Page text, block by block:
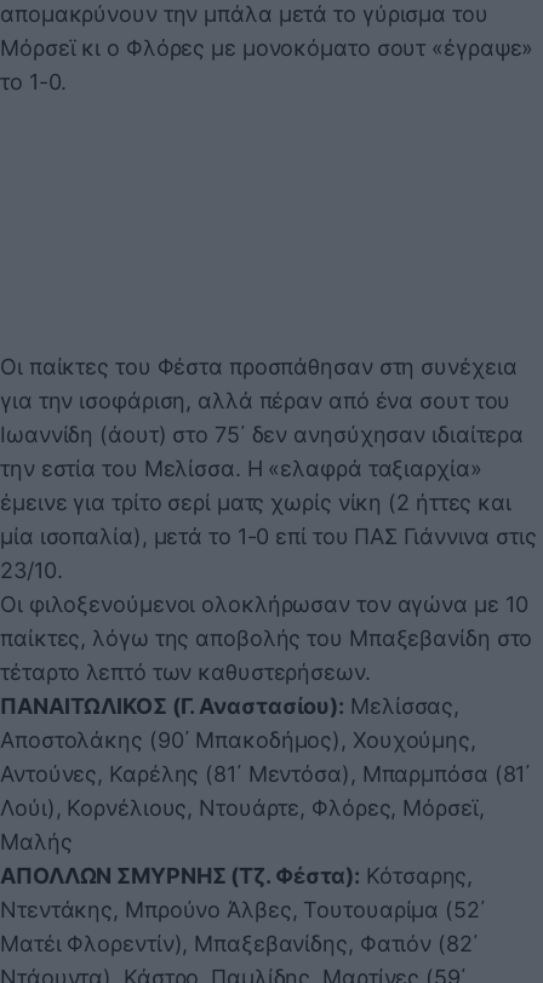
απομακρύνουν την μπάλα μετά το γύρισμα του
Μόρσεϊ κι ο Φλόρες με μονοκόματο σουτ «έγραψε»
το 1-0.
Οι παίκτες του Φέστα προσπάθησαν στη συνέχεια
για την ισοφάριση, αλλά πέραν από ένα σουτ του
Ιωαννίδη (άουτ) στο 75΄ δεν ανησύχησαν ιδιαίτερα
την εστία του Μελίσσα. Η «ελαφρά ταξιαρχία»
έμεινε για τρίτο σερί ματς χωρίς νίκη (2 ήττες και
μία ισοπαλία), μετά το 1-0 επί του ΠΑΣ Γιάννινα στις
23/10.
Οι φιλοξενούμενοι ολοκλήρωσαν τον αγώνα με 10
παίκτες, λόγω της αποβολής του Μπαξεβανίδη στο
τέταρτο λεπτό των καθυστερήσεων.
ΠΑΝΑΙΤΩΛΙΚΟΣ (Γ. Αναστασίου): Μελίσσας,
Αποστολάκης (90΄ Μπακοδήμος), Χουχούμης,
Αντούνες, Καρέλης (81΄ Μεντόσα), Μπαρμπόσα (81΄
Λούι), Κορνέλιους, Ντουάρτε, Φλόρες, Μόρσεϊ,
Μαλής
ΑΠΟΛΛΩΝ ΣΜΥΡΝΗΣ (Τζ. Φέστα): Κότσαρης,
Ντεντάκης, Μπρούνο Άλβες, Τουτουαρίμα (52΄
Ματέι Φλορεντίν), Μπαξεβανίδης, Φατιόν (82΄
Ντάουντα), Κάστρο, Παμλίδης, Μαρτίνες (59΄